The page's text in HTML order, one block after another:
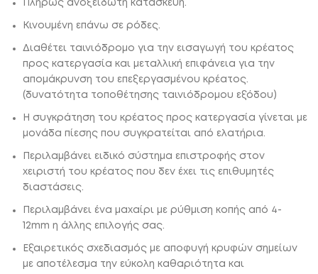
Πλήρως ανοξείδωτη κατασκευή.
Κινουμένη επάνω σε ρόδες.
Διαθέτει ταινιόδρομο για την εισαγωγή του κρέατος
προς κατεργασία και μεταλλική επιφάνεια για την
απομάκρυνση του επεξεργασμένου κρέατος.
(δυνατότητα τοποθέτησης ταινιόδρομου εξόδου)
Η συγκράτηση του κρέατος προς κατεργασία γίνεται με
μονάδα πίεσης που συγκρατείται από ελατήρια.
Περιλαμβάνει ειδικό σύστημα επιστροφής στον
χειριστή του κρέατος που δεν έχει τις επιθυμητές
διαστάσεις.
Περιλαμβάνει ένα μαχαίρι με ρύθμιση κοπής από 4-
12mm η άλλης επιλογής σας.
Εξαιρετικός σχεδιασμός με αποφυγή κρυφών σημείων
με αποτέλεσμα την εύκολη καθαριότητα και